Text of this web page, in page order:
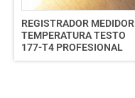
REGISTRADOR MEDIDOR
TEMPERATURA TESTO
177-T4 PROFESIONAL